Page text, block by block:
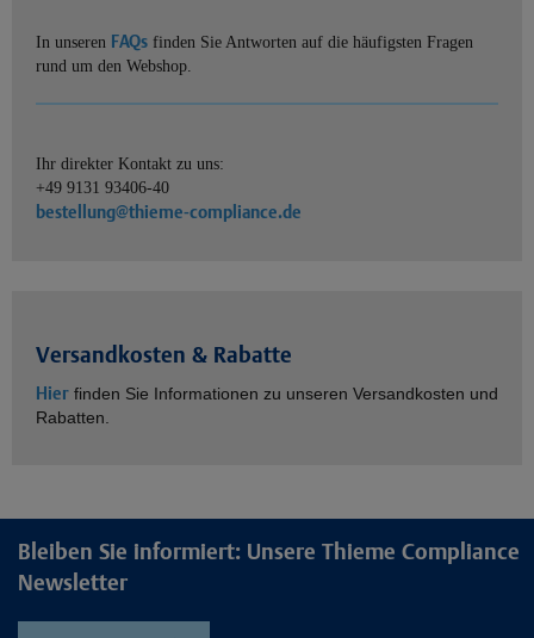
In unseren FAQs finden Sie Antworten auf die häufigsten Fragen
rund um den Webshop.
Ihr direkter Kontakt zu uns:
+49 9131 93406-40
bestellung@thieme-compliance.de
Versandkosten & Rabatte
Hier finden Sie Informationen zu unseren Versandkosten und
Rabatten.
Bleiben Sie informiert: Unsere Thieme Compliance
Newsletter